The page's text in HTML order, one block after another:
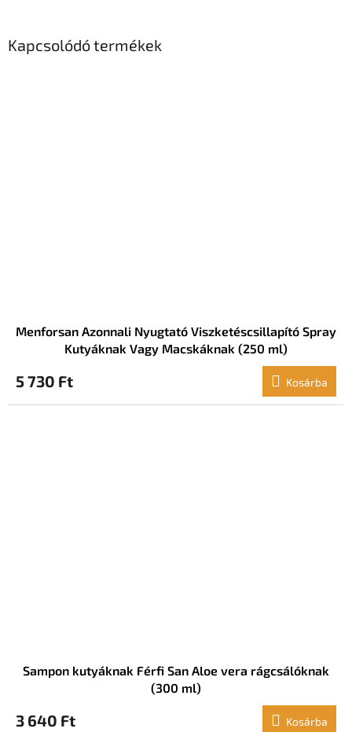
Kapcsolódó termékek
Menforsan Azonnali Nyugtató Viszketéscsillapító Spray
Kutyáknak Vagy Macskáknak (250 ml)
5 730 Ft Kosárba
Sampon kutyáknak Férfi San Aloe vera rágcsálóknak
(300 ml)
3 640 Ft Kosárba